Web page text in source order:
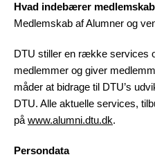
Hvad indebærer
Medlemskab af Alumner og
DTU stiller en række services
medlemmer og giver
måder at bidrage til DTU’s
DTU. Alle aktuelle services,
på www.alumni.dtu.dk.
Persondata